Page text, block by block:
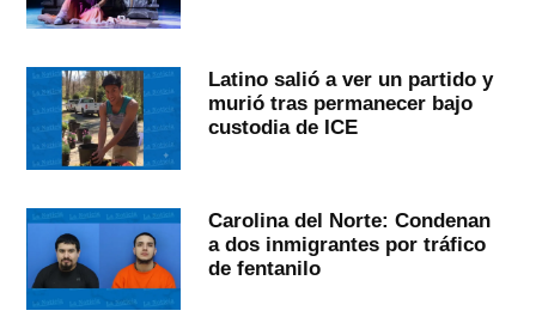
Latino salió a ver un partido y
murió tras permanecer bajo
custodia de ICE
Carolina del Norte: Condenan
a dos inmigrantes por tráfico
de fentanilo